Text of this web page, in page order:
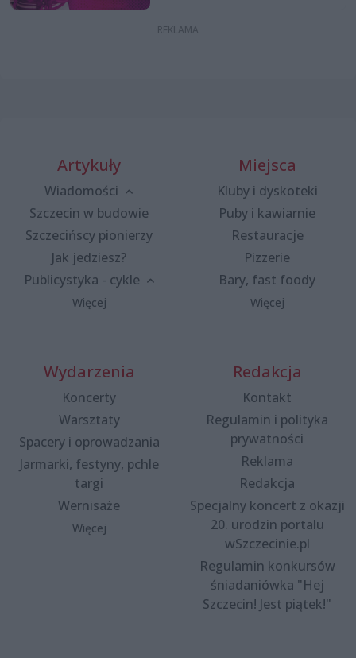
Artykuły
Wiadomości
Szczecin w budowie
Szczecińscy pionierzy
Jak jedziesz?
Publicystyka - cykle
Więcej
Miejsca
Kluby i dyskoteki
Puby i kawiarnie
Restauracje
Pizzerie
Bary, fast foody
Więcej
Wydarzenia
Koncerty
Warsztaty
Spacery i oprowadzania
Jarmarki, festyny, pchle
targi
Wernisaże
Więcej
Redakcja
Kontakt
Regulamin i polityka
prywatności
Reklama
Redakcja
Specjalny koncert z okazji
20. urodzin portalu
wSzczecinie.pl
Regulamin konkursów
śniadaniówka "Hej
Szczecin! Jest piątek!"